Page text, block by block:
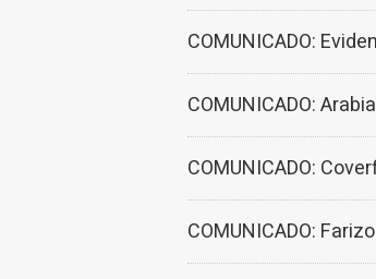
COMUNICADO:
COMUNICADO:
COMUNICADO:
COMUNICADO: